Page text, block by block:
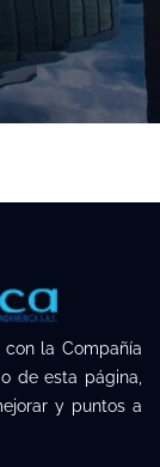
la Compañía
de esta página,
y puntos a